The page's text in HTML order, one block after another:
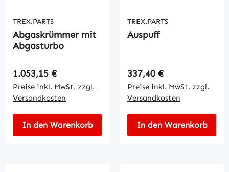
TREX.PARTS
Abgaskrümmer mit
Abgasturbo
Regulärer Preis:
1.053,15 €
Preise inkl. MwSt. zzgl.
Versandkosten
In den Warenkorb
TREX.PARTS
Auspuff
Regulärer Preis:
337,40 €
Preise inkl. MwSt. zzgl.
Versandkosten
In den Warenkorb